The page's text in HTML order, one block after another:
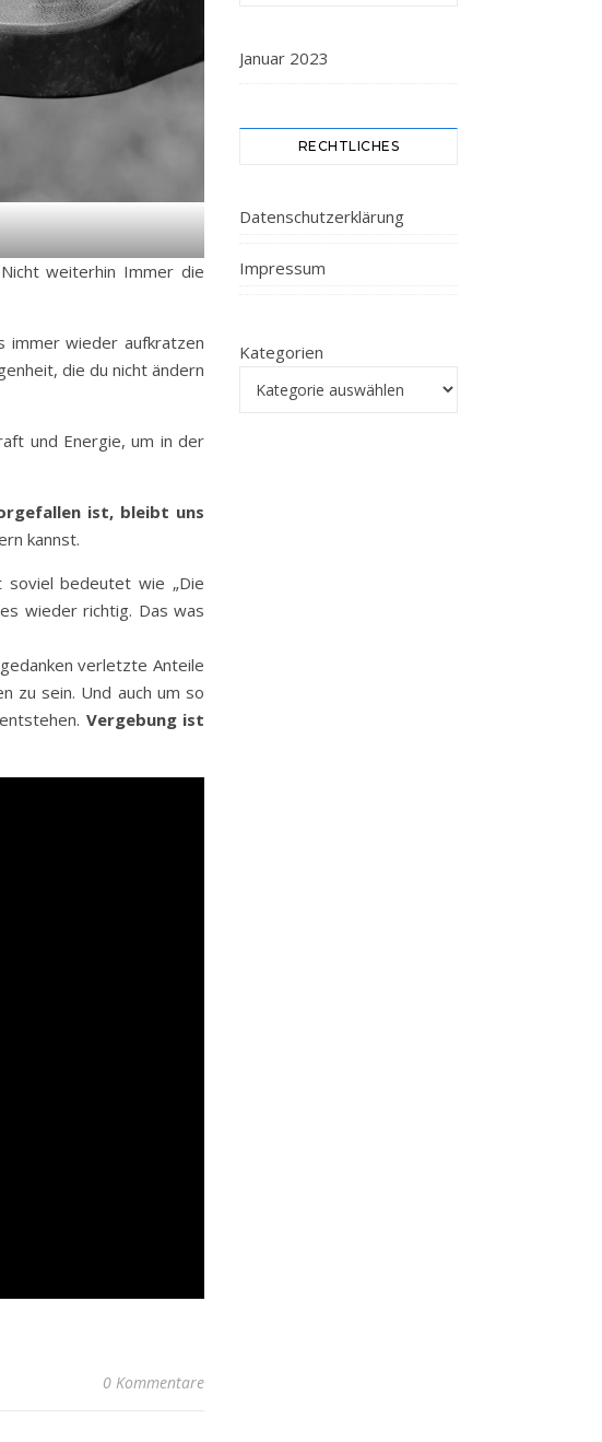
weiterhin Immer die
immer wieder aufkratzen
die du nicht ändern
und Energie, um in der
ist, bleibt uns
kannst.
soviel bedeutet wie „Die
wieder richtig. Das was
verletzte Anteile
zu sein. Und auch um so
Vergebung ist
0 Kommentare
Januar 2023
RECHTLICHES
Datenschutzerklärung
Impressum
Kategorien